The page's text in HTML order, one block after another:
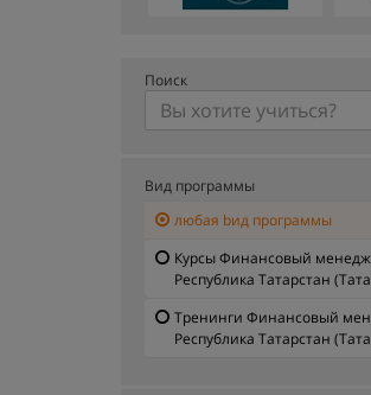
Поиск
Вид программы
любая bид программы
Курсы Финансовый
Республика Татарстан
Тренинги Финансовый
Республика Татарстан